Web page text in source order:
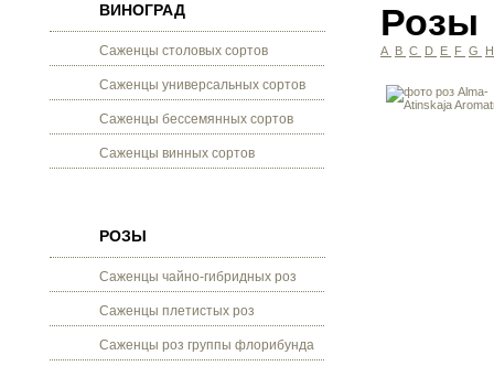
ВИНОГРАД
Саженцы столовых сортов
Саженцы универсальных сортов
Саженцы бессемянных сортов
Саженцы винных сортов
РОЗЫ
Саженцы чайно-гибридных роз
Саженцы плетистых роз
Саженцы роз группы флорибунда
Розы
A B C D E F G